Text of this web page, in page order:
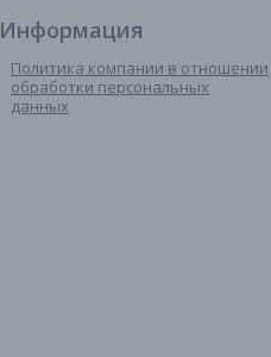
Информация
Политика компании в отношении
обработки персональных
данных